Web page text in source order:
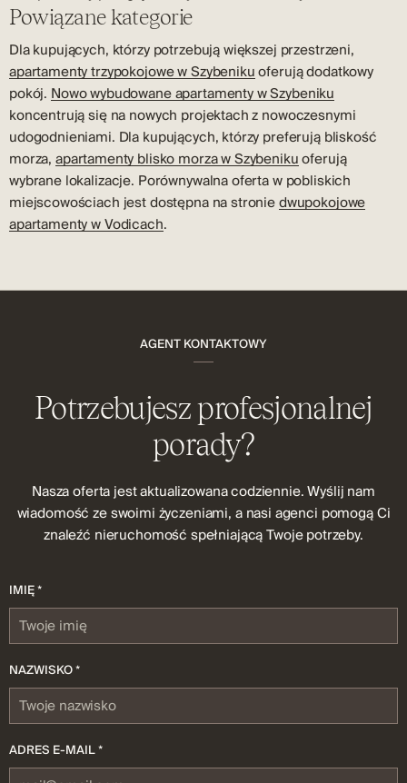
Powiązane kategorie
Dla kupujących, którzy potrzebują większej przestrzeni,
apartamenty trzypokojowe w Szybenikuoferują dodatkowy
pokój. Nowo wybudowane apartamenty w Szybeniku
koncentrują się na nowych projektach z nowoczesnymi
udogodnieniami. Dla kupujących, którzy preferują bliskość
morza, apartamenty blisko morza w Szybenikuoferują
wybrane lokalizacje. Porównywalna oferta w pobliskich
miejscowościach jest dostępna na stroniedwupokojowe
apartamenty w Vodicach.
AGENT KONTAKTOWY
Potrzebujesz profesjonalnej
porady?
Nasza oferta jest aktualizowana codziennie. Wyślij nam
wiadomość ze swoimi życzeniami, a nasi agenci pomogą Ci
znaleźć nieruchomość spełniającą Twoje potrzeby.
IMIĘ *
NAZWISKO *
ADRES E-MAIL *